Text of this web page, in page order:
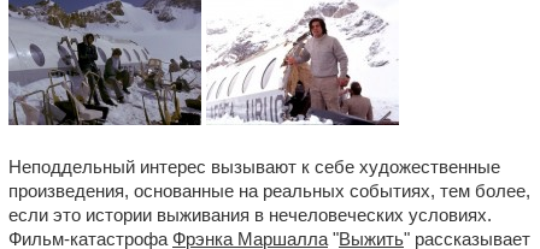
Неподдельный интерес вызывают к себе художественные
произведения, основанные на реальных событиях, тем более,
если это истории выживания в нечеловеческих условиях.
Фильм-катастрофа Фрэнка Маршалла "Выжить" рассказывает